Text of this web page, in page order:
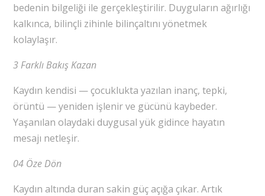
bedenin bilgeliği ile gerçekleştirilir. Duyguların ağırlığı
kalkınca, bilinçli zihinle bilinçaltını yönetmek
kolaylaşır.
3 Farklı Bakış Kazan
Kaydın kendisi — çocuklukta yazılan inanç, tepki,
örüntü — yeniden işlenir ve gücünü kaybeder.
Yaşanılan olaydaki duygusal yük gidince hayatın
mesajı netleşir.
04 Öze Dön
Kaydın altında duran sakin güç açığa çıkar. Artık